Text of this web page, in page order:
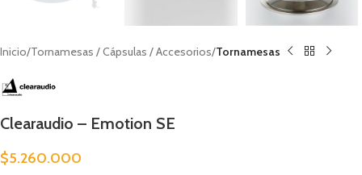
Inicio Tornamesas / Cápsulas / Accesorios Tornamesas
Clearaudio – Emotion SE
$5.260.000